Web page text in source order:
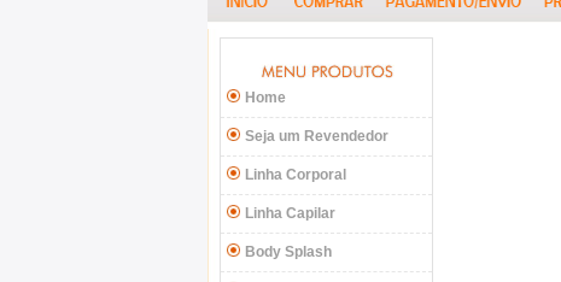
Home
Seja um Revendedor
Linha Corporal
Linha Capilar
Body Splash